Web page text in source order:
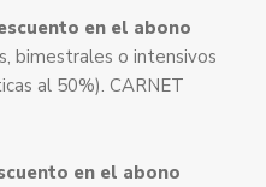
en el abono
bimestrales o intensivos
al 50%). CARNET
en el abono